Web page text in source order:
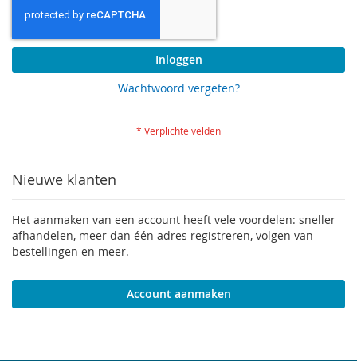
Inloggen
Wachtwoord vergeten?
Nieuwe klanten
Het aanmaken van een account heeft vele voordelen: sneller
afhandelen, meer dan één adres registreren, volgen van
bestellingen en meer.
Account aanmaken